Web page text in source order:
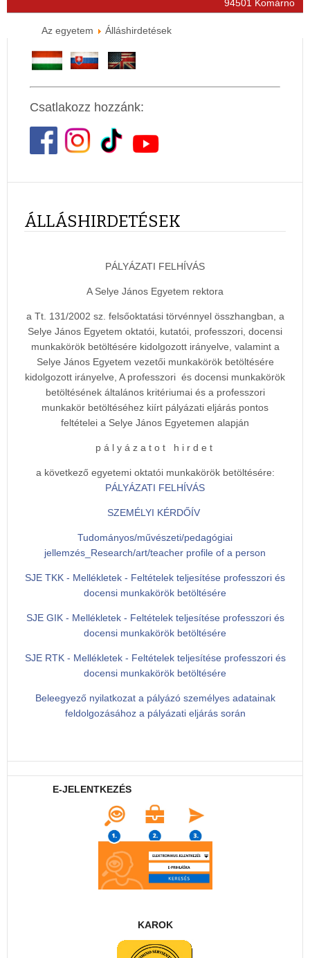
94501 Komárno
Az egyetem Álláshirdetések
Csatlakozz hozzánk:
ÁLLÁSHIRDETÉSEK
PÁLYÁZATI FELHÍVÁS
A Selye János Egyetem rektora
a Tt. 131/2002 sz. felsőoktatási törvénnyel összhangban, a
Selye János Egyetem oktatói, kutatói, professzori, docensi
munkakörök betöltésére kidolgozott irányelve, valamint a
Selye János Egyetem vezetői munkakörök betöltésére
kidolgozott irányelve, A professzori és docensi munkakörök
betöltésének általános kritériumai és a professzori
munkakör betöltéséhez kiírt pályázati eljárás pontos
feltételei a Selye János Egyetemen alapján
p á l y á z a t o t h i r d e t
a következő egyetemi oktatói munkakörök betöltésére:
PÁLYÁZATI FELHÍVÁS
SZEMÉLYI KÉRDŐÍV
Tudományos/művészeti/pedagógiai
jellemzés_Research/art/teacher profile of a person
SJE TKK - Mellékletek - Feltételek teljesítése professzori és
docensi munkakörök betöltésére
SJE GIK - Mellékletek - Feltételek teljesítése professzori és
docensi munkakörök betöltésére
SJE RTK - Mellékletek - Feltételek teljesítése professzori és
docensi munkakörök betöltésére
Beleegyező nyilatkozat a pályázó személyes adatainak
feldolgozásához a pályázati eljárás során
E-JELENTKEZÉS
KAROK